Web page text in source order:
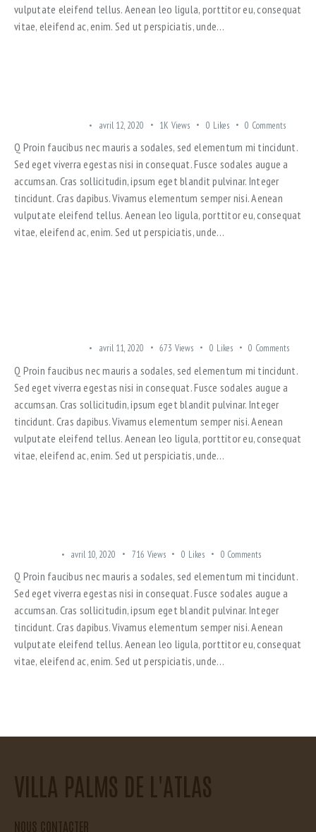
vulputate eleifend tellus. Aenean leo ligula, porttitor eu, consequat
vitae, eleifend ac, enim. Sed ut perspiciatis, unde…
avril 12, 2020 1K Views 0 Likes 0 Comments
Q Proin faucibus nec mauris a sodales, sed elementum mi tincidunt.
Sed eget viverra egestas nisi in consequat. Fusce sodales augue a
accumsan. Cras sollicitudin, ipsum eget blandit pulvinar. Integer
tincidunt. Cras dapibus. Vivamus elementum semper nisi. Aenean
vulputate eleifend tellus. Aenean leo ligula, porttitor eu, consequat
vitae, eleifend ac, enim. Sed ut perspiciatis, unde…
avril 11, 2020 673 Views 0 Likes 0 Comments
Q Proin faucibus nec mauris a sodales, sed elementum mi tincidunt.
Sed eget viverra egestas nisi in consequat. Fusce sodales augue a
accumsan. Cras sollicitudin, ipsum eget blandit pulvinar. Integer
tincidunt. Cras dapibus. Vivamus elementum semper nisi. Aenean
vulputate eleifend tellus. Aenean leo ligula, porttitor eu, consequat
vitae, eleifend ac, enim. Sed ut perspiciatis, unde…
avril 10, 2020 716 Views 0 Likes 0 Comments
Q Proin faucibus nec mauris a sodales, sed elementum mi tincidunt.
Sed eget viverra egestas nisi in consequat. Fusce sodales augue a
accumsan. Cras sollicitudin, ipsum eget blandit pulvinar. Integer
tincidunt. Cras dapibus. Vivamus elementum semper nisi. Aenean
vulputate eleifend tellus. Aenean leo ligula, porttitor eu, consequat
vitae, eleifend ac, enim. Sed ut perspiciatis, unde…
VILLA PALMS DE L'ATLAS
NOUS CONTACTER